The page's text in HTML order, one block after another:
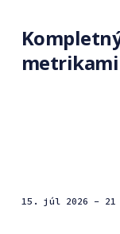
15. júl 2026 - 21